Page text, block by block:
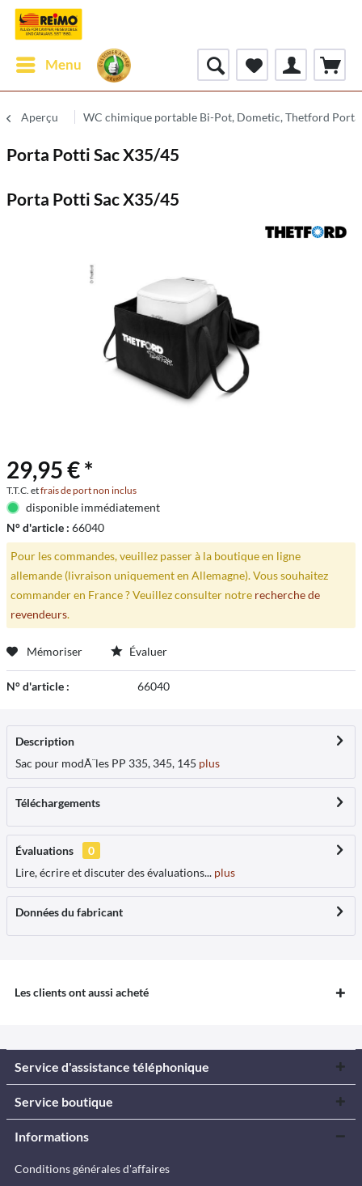
Menu
Aperçu WC chimique portable Bi-Pot, Dometic, Thetford
Porta Potti Sac X35/45
Porta Potti Sac X35/45
29,95 € *
T.T.C. etfrais de port non inclus
disponible immédiatement
N° d'article : 66040
Pour les commandes, veuillez passer à la boutique en ligne
allemande (livraison uniquement en Allemagne). Vous souhaitez
commander en France ? Veuillez consulter notre recherche de
revendeurs.
Mémoriser Évaluer
N° d'article : 66040
Description
Sac pour modÃ¨les PP 335, 345, 145 plus
Téléchargements
Évaluations
0
Lire, écrire et discuter des évaluations... plus
Données du fabricant
Les clients ont aussi acheté
Service d'assistance téléphonique
Service boutique
Informations
Conditions générales d'affaires